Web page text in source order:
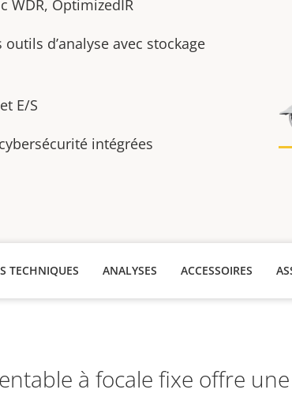
WDR, OptimizedIR
d’analyse avec stockage
E/S
intégrées
TECHNIQUES ANALYSES ACCESSOIRES
à focale fixe offre